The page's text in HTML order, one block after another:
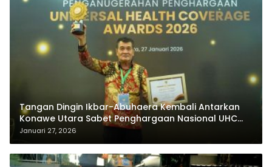
Tangan Dingin Ikbar-Abuhaera Kembali Antarkan
Konawe Utara Sabet Penghargaan Nasional UHC
Award 2026
Januari 27, 2026